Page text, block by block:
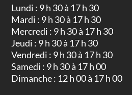
Lundi : 9 h 30 à 17 h 30
Mardi : 9 h 30 à 17 h 30
Mercredi : 9 h 30 à 17 h 30
Jeudi : 9 h 30 à 17 h 30
Vendredi : 9 h 30 à 17 h 30
Samedi : 9 h 30 à 17 h 00
Dimanche : 12 h 00 à 17 h 00